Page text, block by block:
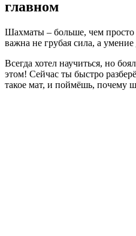
главном
Шахматы – больше, чем просто
важна не грубая сила, а умение
Всегда хотел научиться, но
этом! Сейчас ты быстро
такое мат, и поймёшь, почему